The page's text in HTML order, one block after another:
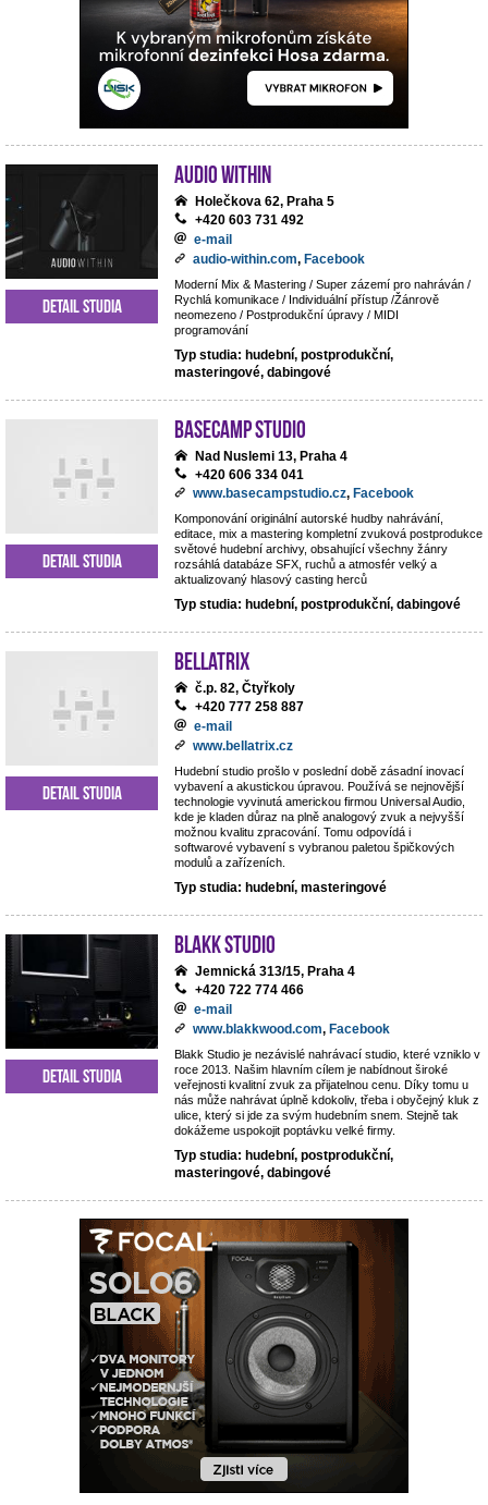
Audio Within
Holečkova 62, Praha 5
+420 603 731 492
e-mail
audio-within.com, Facebook
Moderní Mix & Mastering / Super zázemí pro nahráván /
Rychlá komunikace / Individuální přístup /Žánrově
neomezeno / Postprodukční úpravy / MIDI
programování
Typ studia: hudební, postprodukční,
masteringové, dabingové
Detail studia
BaseCamp studio
Nad Nuslemi 13, Praha 4
+420 606 334 041
www.basecampstudio.cz, Facebook
Komponování originální autorské hudby nahrávání,
editace, mix a mastering kompletní zvuková postprodukce
světové hudební archivy, obsahující všechny žánry
rozsáhlá databáze SFX, ruchů a atmosfér velký a
aktualizovaný hlasový casting herců
Typ studia: hudební, postprodukční, dabingové
Detail studia
BELLATRIX
č.p. 82, Čtyřkoly
+420 777 258 887
e-mail
www.bellatrix.cz
Hudební studio prošlo v poslední době zásadní inovací
vybavení a akustickou úpravou. Používá se nejnovější
technologie vyvinutá americkou firmou Universal Audio,
kde je kladen důraz na plně analogový zvuk a nejvyšší
možnou kvalitu zpracování. Tomu odpovídá i
softwarové vybavení s vybranou paletou špičkových
modulů a zařízeních.
Typ studia: hudební, masteringové
Detail studia
Blakk Studio
Jemnická 313/15, Praha 4
+420 722 774 466
e-mail
www.blakkwood.com, Facebook
Blakk Studio je nezávislé nahrávací studio, které vzniklo v
roce 2013. Našim hlavním cílem je nabídnout široké
veřejnosti kvalitní zvuk za přijatelnou cenu. Díky tomu u
nás může nahrávat úplně kdokoliv, třeba i obyčejný kluk z
ulice, který si jde za svým hudebním snem. Stejně tak
dokážeme uspokojit poptávku velké firmy.
Typ studia: hudební, postprodukční,
masteringové, dabingové
Detail studia